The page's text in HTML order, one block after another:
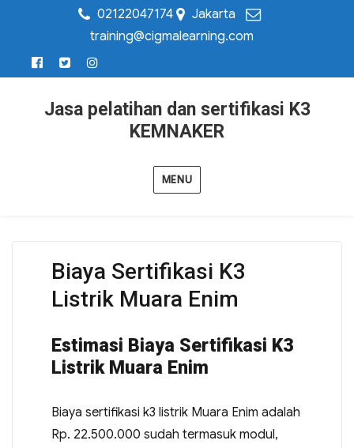
02122047174
Jakarta
training@cigmalearning.com
Jasa pelatihan dan sertifikasi K3
KEMNAKER
MENU
Biaya Sertifikasi K3
Listrik Muara Enim
Estimasi Biaya Sertifikasi K3
Listrik Muara Enim
Biaya sertifikasi k3 listrik Muara Enim adalah
Rp. 22.500.000 sudah termasuk modul,